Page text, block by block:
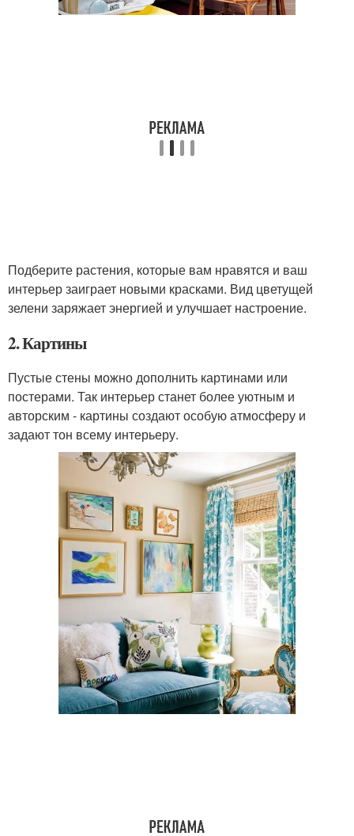
Подберите растения, которые вам нравятся и ваш
интерьер заиграет новыми красками. Вид цветущей
зелени заряжает энергией и улучшает настроение.
2. Картины
Пустые стены можно дополнить картинами или
постерами. Так интерьер станет более уютным и
авторским - картины создают особую атмосферу и
задают тон всему интерьеру.